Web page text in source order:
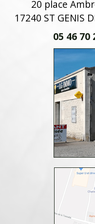
20 place
17240 ST GENIS
05 46 70